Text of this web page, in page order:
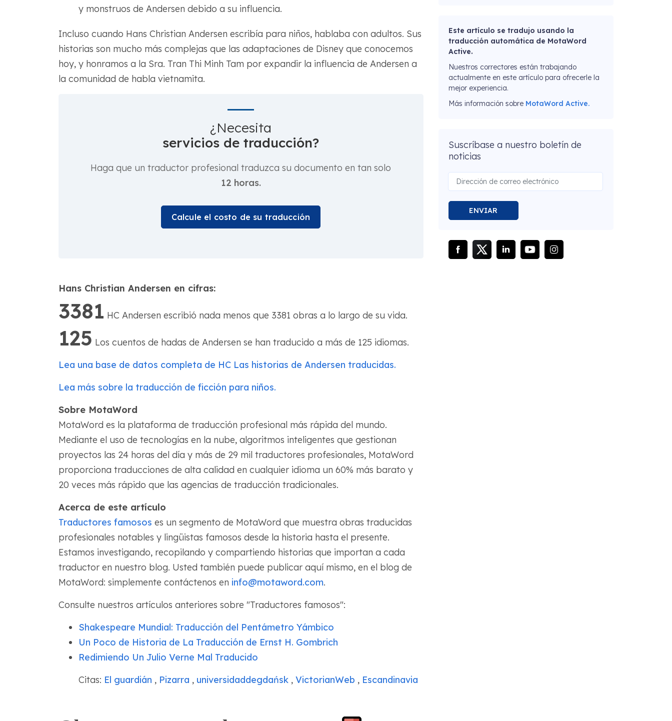
y monstruos de Andersen debido a su influencia.
Incluso cuando Hans Christian Andersen escribía para niños, hablaba con adultos. Sus
historias son mucho más complejas que las adaptaciones de Disney que conocemos
hoy, y honramos a la Sra. Tran Thi Minh Tam por expandir la influencia de Andersen a
la comunidad de habla vietnamita.
¿Necesita
servicios de traducción?
Haga que un traductor profesional traduzca su documento en tan solo
12 horas.
Calcule el costo de su traducción
Hans Christian Andersen en cifras:
3381 HC Andersen escribió nada menos que 3381 obras a lo largo de su vida.
125 Los cuentos de hadas de Andersen se han traducido a más de 125 idiomas.
Lea una base de datos completa de HC Las historias de Andersen traducidas.
Lea más sobre la traducción de ficción para niños.
Sobre MotaWord
MotaWord es la plataforma de traducción profesional más rápida del mundo.
Mediante el uso de tecnologías en la nube, algoritmos inteligentes que gestionan
proyectos las 24 horas del día y más de 29 mil traductores profesionales, MotaWord
proporciona traducciones de alta calidad en cualquier idioma un 60% más barato y
20 veces más rápido que las agencias de traducción tradicionales.
Acerca de este artículo
Traductores famosos es un segmento de MotaWord que muestra obras traducidas
profesionales notables y lingüistas famosos desde la historia hasta el presente.
Estamos investigando, recopilando y compartiendo historias que importan a cada
traductor en nuestro blog. Usted también puede publicar aquí mismo, en el blog de
MotaWord: simplemente contáctenos en info@motaword.com.
Consulte nuestros artículos anteriores sobre "Traductores famosos":
Shakespeare Mundial: Traducción del Pentámetro Yámbico
Un Poco de Historia de La Traducción de Ernst H. Gombrich
Redimiendo Un Julio Verne Mal Traducido
Citas: El guardián ,Pizarra ,universidaddegdańsk,VictorianWeb ,Escandinavia
Este artículo se tradujo usando la
traducción automática de MotaWord
Active.
Nuestros correctores están trabajando
actualmente en este artículo para ofrecerle la
mejor experiencia.
Más información sobre MotaWord Active.
Suscríbase a nuestro boletín de
noticias
ENVIAR